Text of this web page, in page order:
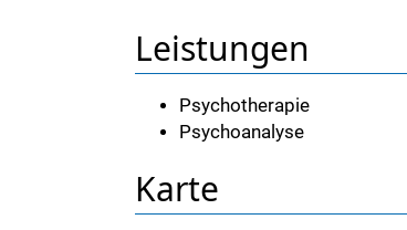
Leistungen
Psychotherapie
Psychoanalyse
Karte